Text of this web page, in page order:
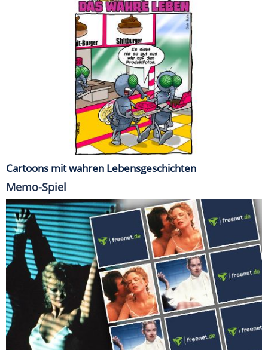
Cartoons mit wahren Lebensgeschichten
Memo-Spiel